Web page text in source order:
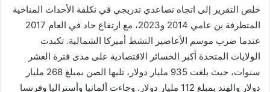
خلص التقرير إلى اتجاه تصاعدي تدريجي في تكلفة الأحداث المناخية
المتطرفة بن عامي 2014 و2023، مع ارتفاع حاد في العام 2017
عندما ضرب موسم الأعاصير النشط أميركا الشمالية. تكبدت
الولايات المتحدة أكبر الخسائر الاقتصادية على مدى فترة العشر
سنوات، حيث بلغت 935 مليار دولار، تليها الصن بمبلغ 268 مليار
دولار والهند بمبلغ 112 مليار دولار. وجاءت ألمانيا وأستراليا وفرنسا